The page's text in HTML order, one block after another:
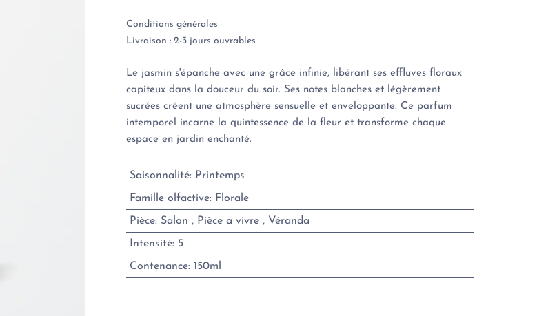
Conditions générales
Livraison : 2-3 jours ouvrables
Le jasmin s'épanche avec une grâce infinie, libérant ses effluves floraux
capiteux dans la douceur du soir. Ses notes blanches et légèrement
sucrées créent une atmosphère sensuelle et enveloppante. Ce parfum
intemporel incarne la quintessence de la fleur et transforme chaque
espace en jardin enchanté.
Saisonnalité: Printemps
Famille olfactive: Florale
Pièce: Salon , Pièce a vivre, Véranda
Intensité: 5
Contenance: 150ml